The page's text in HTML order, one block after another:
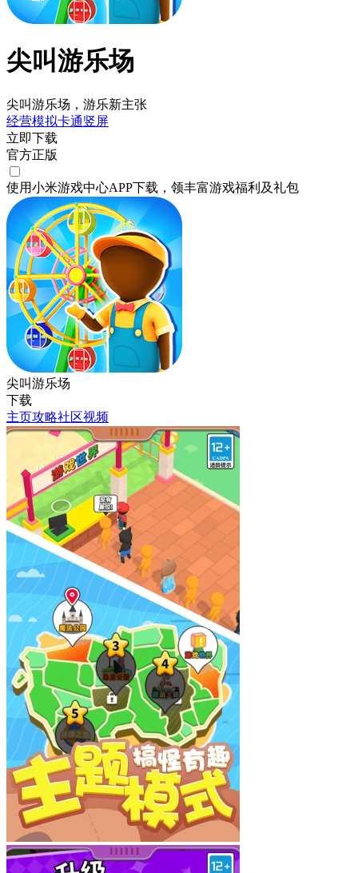
尖叫游乐场
尖叫游乐场，游乐新主张
经营模拟卡通竖屏
立即下载
官方正版
使用小米游戏中心APP下载 ，领丰富游戏福利 及礼包
尖叫游乐场
下载
主页攻略社区视频